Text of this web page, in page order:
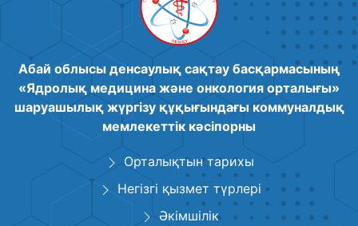
Абай облысы денсаулық сақтау басқармасының
«Ядролық медицина және онкология орталығы»
шаруашылық жүргізу құқығындағы коммуналдық
мемлекеттік кәсіпорны
Орталықтын тарихы
Негізгі қызмет түрлері
Әкімшілік